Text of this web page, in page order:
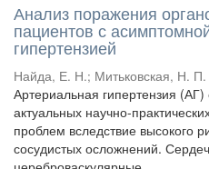
Анализ поражения
пациентов с
гипертензией
Найда, Е. Н.; Митьковская, Н. П.
Артериальная гипертензия
актуальных научно-
проблем вследствие высокого
сосудистых осложнений.